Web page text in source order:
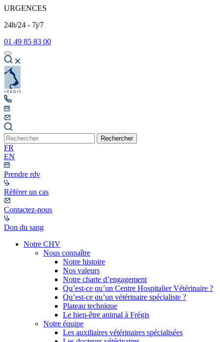
URGENCES
24h/24 - 7j/7
01 49 85 83 00
Rechercher
FR
EN
Prendre rdv
Référer un cas
Contactez-nous
Don du sang
Notre CHV
Nous connaître
Notre histoire
Nos valeurs
Notre charte d’engagement
Qu’est-ce qu’un Centre Hospitalier Vétérinaire ?
Qu’est-ce qu’un vétérinaire spécialiste ?
Plateau technique
Le bien-être animal à Frégis
Notre équipe
Les auxiliaires vétérinaires spécialisées